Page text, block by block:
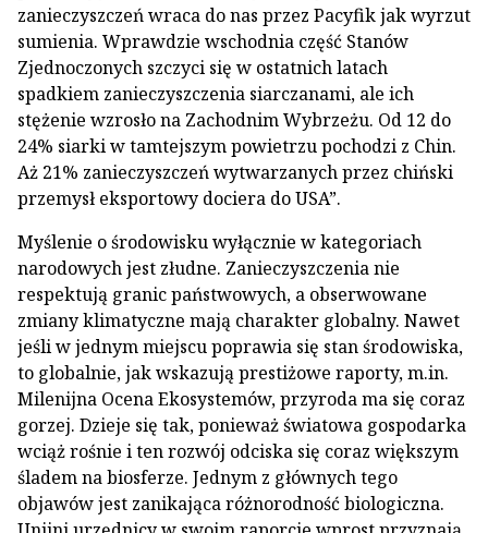
zanieczyszczeń wraca do nas przez Pacyfik jak wyrzut
sumienia. Wprawdzie wschodnia część Stanów
Zjednoczonych szczyci się w ostatnich latach
spadkiem zanieczyszczenia siarczanami, ale ich
stężenie wzrosło na Zachodnim Wybrzeżu. Od 12 do
24% siarki w tamtejszym powietrzu pochodzi z Chin.
Aż 21% zanieczyszczeń wytwarzanych przez chiński
przemysł eksportowy dociera do USA”.
Myślenie o środowisku wyłącznie w kategoriach
narodowych jest złudne. Zanieczyszczenia nie
respektują granic państwowych, a obserwowane
zmiany klimatyczne mają charakter globalny. Nawet
jeśli w jednym miejscu poprawia się stan środowiska,
to globalnie, jak wskazują prestiżowe raporty, m.in.
Milenijna Ocena Ekosystemów, przyroda ma się coraz
gorzej. Dzieje się tak, ponieważ światowa gospodarka
wciąż rośnie i ten rozwój odciska się coraz większym
śladem na biosferze. Jednym z głównych tego
objawów jest zanikająca różnorodność biologiczna.